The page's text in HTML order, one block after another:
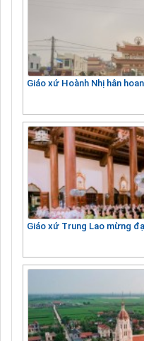
Giáo xứ Hoành Nhị hân
Giáo xứ Trung Lao mừng